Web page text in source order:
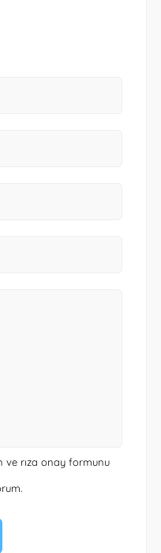
ve rıza onay formunu